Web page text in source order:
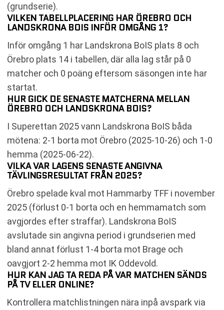
(grundserie).
VILKEN TABELLPLACERING HAR ÖREBRO OCH
LANDSKRONA BOIS INFÖR OMGÅNG 1?
Inför omgång 1 har Landskrona BoIS plats 8 och
Örebro plats 14 i tabellen, där alla lag står på 0
matcher och 0 poäng eftersom säsongen inte har
startat.
HUR GICK DE SENASTE MATCHERNA MELLAN
ÖREBRO OCH LANDSKRONA BOIS?
I Superettan 2025 vann Landskrona BoIS båda
mötena: 2-1 borta mot Örebro (2025-10-26) och 1-0
hemma (2025-06-22).
VILKA VAR LAGENS SENASTE ANGIVNA
TÄVLINGSRESULTAT FRÅN 2025?
Örebro spelade kval mot Hammarby TFF i november
2025 (förlust 0-1 borta och en hemmamatch som
avgjordes efter straffar). Landskrona BoIS
avslutade sin angivna period i grundserien med
bland annat förlust 1-4 borta mot Brage och
oavgjort 2-2 hemma mot IK Oddevold.
HUR KAN JAG TA REDA PÅ VAR MATCHEN SÄNDS
PÅ TV ELLER ONLINE?
Kontrollera matchlistningen nära inpå avspark via